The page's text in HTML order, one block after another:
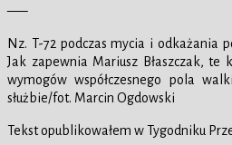
—–
Nz. T-72 podczas mycia i odkażania
Jak zapewnia Mariusz Błaszczak, te
wymogów współczesnego pola
służbie/fot. Marcin Ogdowski
Tekst opublikowałem w Tygodniku